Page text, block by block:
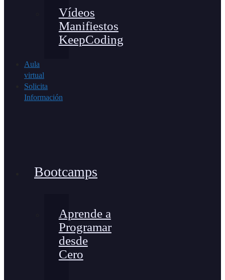
Vídeos
Manifiestos
KeepCoding
Aula
virtual
Solicita
Información
Bootcamps
Aprende a
Programar
desde
Cero